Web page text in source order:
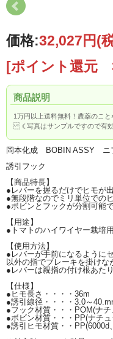
価格:32,027円(
[ポイント還元
商品説明
1万円以上送料無料！農薬のこと
（写真はサンプルですので有効
岡本化成 BOBIN ASSY ニ
誘引フック
【商品特長】
●レバーを握るだけでヒモが出
●無段階なのでミリ単位での
●ボビンとフックが分割可能で
【用途】
●トマトのハイワイヤー栽培
【使用方法】
●レバーが手前になるように
以外の指でブレーキを掛けな
●レバーは親指の付け根あた
【仕様】
●ヒモ長さ・・・・36m
●誘引線径・・・・3.0～
●フック材質・・・POM(ナ
●ボビン材質・・・PP(ナチ
●誘引ヒモ材質・・PP(6000d